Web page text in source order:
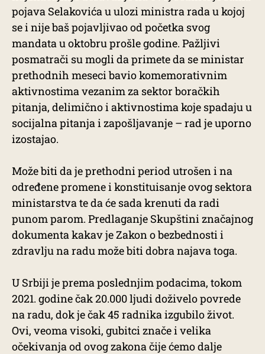
pojava Selakovića u ulozi ministra rada u kojoj
se i nije baš pojavljivao od početka svog
mandata u oktobru prošle godine. Pažljivi
posmatrači su mogli da primete da se ministar
prethodnih meseci bavio komemorativnim
aktivnostima vezanim za sektor boračkih
pitanja, delimično i aktivnostima koje spadaju u
socijalna pitanja i zapošljavanje – rad je uporno
izostajao.
Može biti da je prethodni period utrošen i na
određene promene i konstituisanje ovog sektora
ministarstva te da će sada krenuti da radi
punom parom. Predlaganje Skupštini značajnog
dokumenta kakav je Zakon o bеzbеdnosti i
zdravlju na radu može biti dobra najava toga.
U Srbiji je prema poslednjim podacima, tokom
2021. godine čak 20.000 ljudi doživelo povrede
na radu, dok je čak 45 radnika izgubilo život.
Ovi, veoma visoki, gubitci znače i velika
očekivanja od ovog zakona čije ćemo dalje